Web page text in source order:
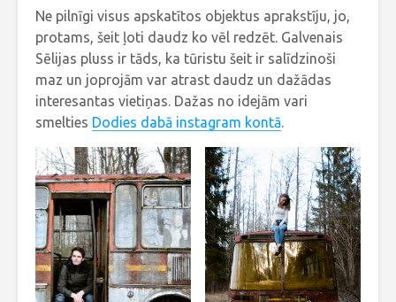
Ne pilnīgi visus apskatītos objektus aprakstīju, jo,
protams, šeit ļoti daudz ko vēl redzēt. Galvenais
Sēlijas pluss ir tāds, ka tūristu šeit ir salīdzinoši
maz un joprojām var atrast daudz un dažādas
interesantas vietiņas. Dažas no idejām vari
smelties Dodies dabā instagram kontā.